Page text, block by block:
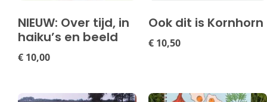
NIEUW: Over tijd, in
haiku’s en beeld
€ 10,00
Ook dit is Kornhorn
€ 10,50